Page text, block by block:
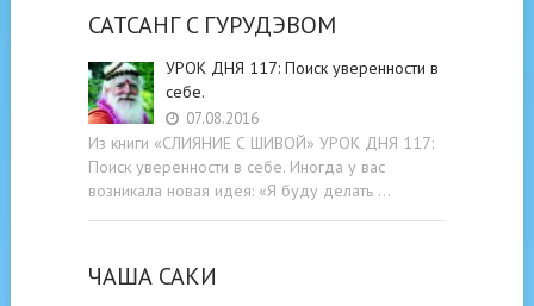
САТСАНГ C ГУРУДЭВОМ
УРОК ДНЯ 117: Поиск уверенности в
себе.
07.08.2016
Из книги «СЛИЯНИЕ С ШИВОЙ» УРОК ДНЯ 117:
Поиск уверенности в себе. Иногда у вас
возникала новая идея: «Я буду делать …
ЧАША САКИ